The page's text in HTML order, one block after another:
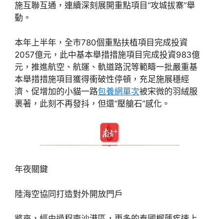
施互聯互通，連續深刻展開重點項目“攻城拔寨”舉
動。
本年上半年，全市780個重點扶植項目完成投資
2057億元，此中基本舉措措施項目完成投資983億
元，推進航空、航運、軌道路況等範疇一批嚴重基
本舉措措施項目獲得衝破性停頓，充足施展穩經
濟、促增加的小貓一路包養網單次被宋微的羽絨服
裹著，此刻不再發抖，但還“壓艙石”感化。
年夜關鍵
陸海空協同打造對外開放門戶